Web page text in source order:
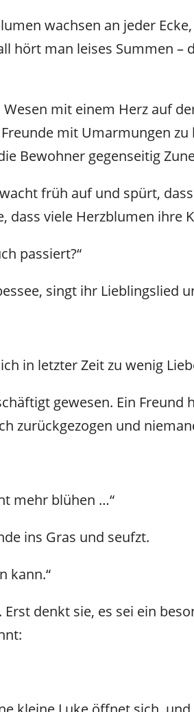
wachsen an jeder
hört man leises Summen –
mit einem Herz auf
mit Umarmungen
Bewohner gegenseitig
früh auf und spürt,
viele Herzblumen ihre
passiert?“
singt ihr Lieblingslied
in letzter Zeit zu wenig
gewesen. Ein Freund
zurückgezogen und
mehr blühen …“
ins Gras und seufzt.
kann.“
denkt sie, es sei ein